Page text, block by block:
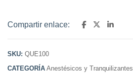
Compartir enlace:
SKU: QUE100
CATEGORÍA Anestésicos y Tranquilizantes